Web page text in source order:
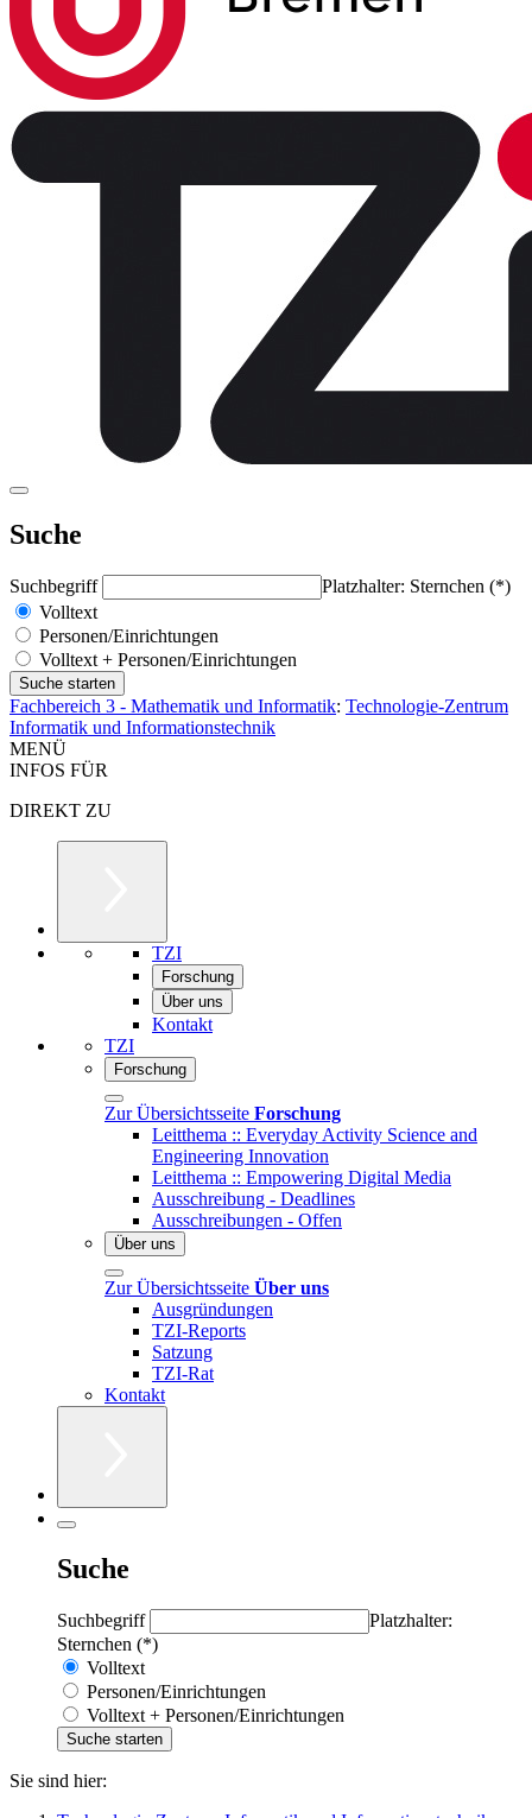
Suche
Suchbegriff
Platzhalter: Sternchen (*)
Volltext
Personen/Einrichtungen
Volltext + Personen/Einrichtungen
Fachbereich 3 - Mathematik und Informatik: Technologie-Zentrum
Informatik und Informationstechnik
MENÜ
INFOS FÜR
DIREKT ZU
TZI
Forschung
Über uns
Kontakt
TZI
Forschung
Zur Übersichtsseite Forschung
Leitthema :: Everyday Activity Science and
Engineering Innovation
Leitthema :: Empowering Digital Media
Ausschreibung - Deadlines
Ausschreibungen - Offen
Über uns
Zur Übersichtsseite Über uns
Ausgründungen
TZI-Reports
Satzung
TZI-Rat
Kontakt
Suche
Suchbegriff
Platzhalter:
Sternchen (*)
Volltext
Personen/Einrichtungen
Volltext + Personen/Einrichtungen
Sie sind hier: